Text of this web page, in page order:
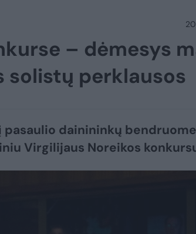
– dėmesys
perklausos
pasaulio dainininkų
Virgilijaus Noreikos